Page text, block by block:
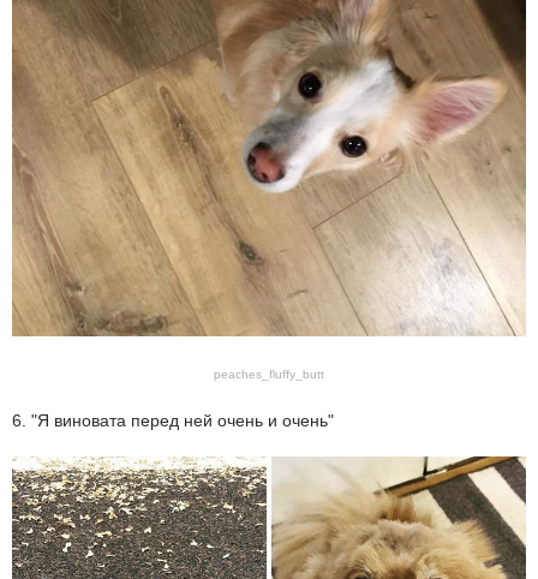
peaches_fluffy_butt
6. "Я виновата перед ней очень и очень"